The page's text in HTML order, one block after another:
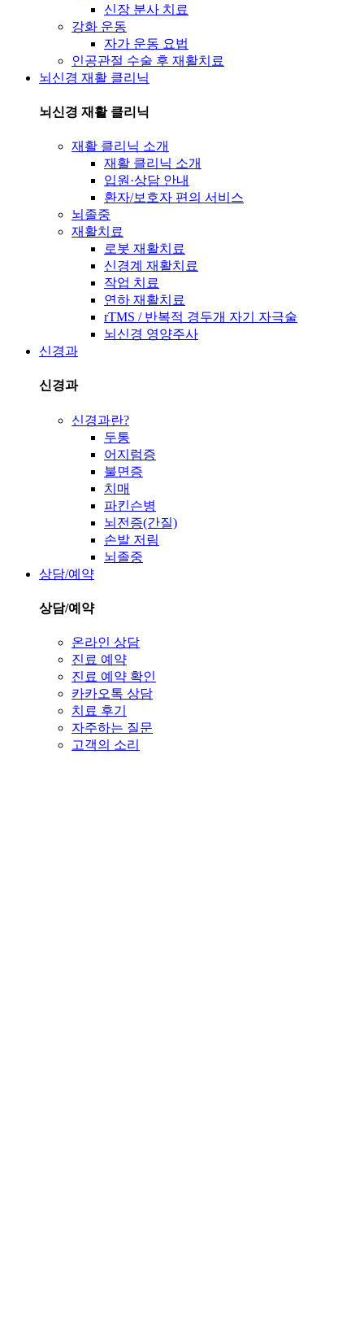
신장 분사 치료
강화 운동
자가 운동 요법
인공관절 수술 후 재활치료
뇌신경 재활 클리닉
뇌신경 재활 클리닉
재활 클리닉 소개
재활 클리닉 소개
입원·상담 안내
환자/보호자 편의 서비스
뇌졸중
재활치료
로봇 재활치료
신경계 재활치료
작업 치료
연하 재활치료
rTMS / 반복적 경두개 자기 자극술
뇌신경 영양주사
신경과
신경과
신경과란?
두통
어지럼증
불면증
치매
파킨슨병
뇌전증(간질)
손발 저림
뇌졸중
상담/예약
상담/예약
온라인 상담
진료 예약
진료 예약 확인
카카오톡 상담
치료 후기
자주하는 질문
고객의 소리